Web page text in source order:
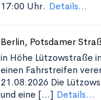
17:00 Uhr. Details...
Berlin, Potsdamer
in Höhe Lützowstraße
einen Fahrstreifen
21.08.2026 Die
und eine [...] Details...